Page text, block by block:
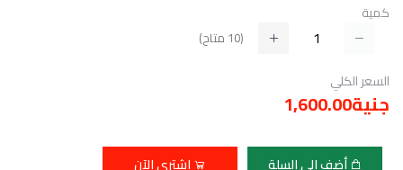
كمية
(
10 متاح)
السعر الكلي
جنية1,600.00
أضف إلى السلة اشتري الآن